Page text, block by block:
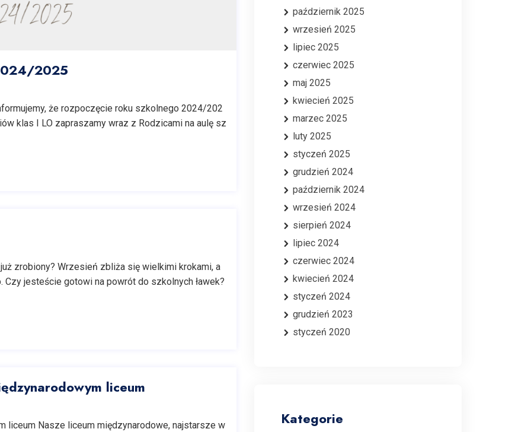
2025
że rozpoczęcie roku szkolnego 2024/202
klas I LO zapraszamy wraz z Rodzicami na aulę sz
zrobiony? Wrzesień zbliża się wielkimi krokami, a
jesteście gotowi na powrót do szkolnych ławek?
liceum
liceum Nasze liceum międzynarodowe, najstarsze w
październik 2025
wrzesień 2025
lipiec 2025
czerwiec 2025
maj 2025
kwiecień 2025
marzec 2025
luty 2025
styczeń 2025
grudzień 2024
październik 2024
wrzesień 2024
sierpień 2024
lipiec 2024
czerwiec 2024
kwiecień 2024
styczeń 2024
grudzień 2023
styczeń 2020
Kategorie